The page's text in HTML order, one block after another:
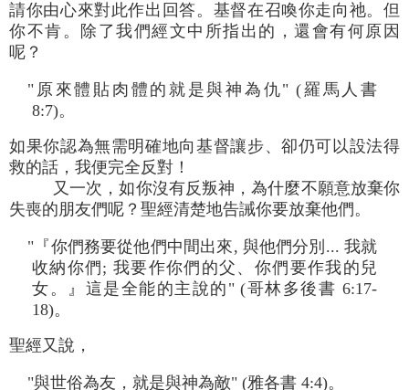
請你由心來對此作出回答。基督在召喚你走向祂。但
你不肯。除了我們經文中所指出的，還會有何原因
呢？
"原來體貼肉體的就是與神為仇" (羅馬人書
8:7)。
如果你認為無需明確地向基督讓步、卻仍可以設法得
救的話，我便完全反對！
又一次，如你沒有反叛神，為什麼不願意放棄你
失喪的朋友們呢？聖經清楚地告誡你要放棄他們。
"『你們務要從他們中間出來, 與他們分別... 我就
收納你們; 我要作你們的父、你們要作我的兒
女。』這是全能的主說的" (哥林多後書 6:17-
18)。
聖經又說，
"與世俗為友，就是與神為敵" (雅各書 4:4)。